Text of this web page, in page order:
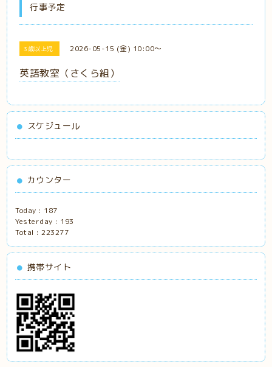
行事予定
3歳以上児 2026-05-15 (金) 10:00～
英語教室（さくら組）
スケジュール
カウンター
Today : 187
Yesterday : 193
Total :223277
携帯サイト